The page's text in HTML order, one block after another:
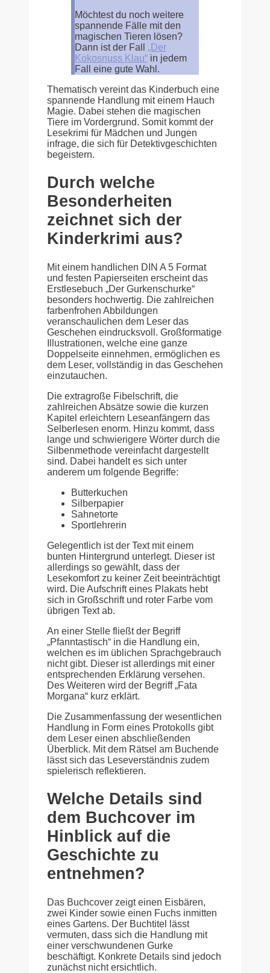
Möchtest du noch weitere
spannende Fälle mit den
magischen Tieren lösen?
Dann ist der Fall „Der
Kokosnuss Klau“ in jedem
Fall eine gute Wahl.
Thematisch vereint das Kinderbuch eine
spannende Handlung mit einem Hauch
Magie. Dabei stehen die magischen
Tiere im Vordergrund. Somit kommt der
Lesekrimi für Mädchen und Jungen
infrage, die sich für Detektivgeschichten
begeistern.
Durch welche
Besonderheiten
zeichnet sich der
Kinderkrimi aus?
Mit einem handlichen DIN A 5 Format
und festen Papierseiten erscheint das
Erstlesebuch „Der Gurkenschurke“
besonders hochwertig. Die zahlreichen
farbenfrohen Abbildungen
veranschaulichen dem Leser das
Geschehen eindrucksvoll. Großformatige
Illustrationen, welche eine ganze
Doppelseite einnehmen, ermöglichen es
dem Leser, vollständig in das Geschehen
einzutauchen.
Die extragroße Fibelschrift, die
zahlreichen Absätze sowie die kurzen
Kapitel erleichtern Leseanfängern das
Selberlesen enorm. Hinzu kommt, dass
lange und schwierigere Wörter durch die
Silbenmethode vereinfacht dargestellt
sind. Dabei handelt es sich unter
anderem um folgende Begriffe:
Butterkuchen
Silberpapier
Sahnetorte
Sportlehrerin
Gelegentlich ist der Text mit einem
bunten Hintergrund unterlegt. Dieser ist
allerdings so gewählt, dass der
Lesekomfort zu keiner Zeit beeinträchtigt
wird. Die Aufschrift eines Plakats hebt
sich in Großschrift und roter Farbe vom
übrigen Text ab.
An einer Stelle fließt der Begriff
„Pfanntastisch“ in die Handlung ein,
welchen es im üblichen Sprachgebrauch
nicht gibt. Dieser ist allerdings mit einer
entsprechenden Erklärung versehen.
Des Weiteren wird der Begriff „Fata
Morgana“ kurz erklärt.
Die Zusammenfassung der wesentlichen
Handlung in Form eines Protokolls gibt
dem Leser einen abschließenden
Überblick. Mit dem Rätsel am Buchende
lässt sich das Leseverständnis zudem
spielerisch reflektieren.
Welche Details sind
dem Buchcover im
Hinblick auf die
Geschichte zu
entnehmen?
Das Buchcover zeigt einen Eisbären,
zwei Kinder sowie einen Fuchs inmitten
eines Gartens. Der Buchtitel lässt
vermuten, dass sich die Handlung mit
einer verschwundenen Gurke
beschäftigt. Konkrete Details sind jedoch
zunächst nicht ersichtlich.